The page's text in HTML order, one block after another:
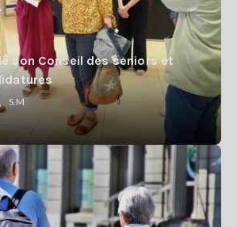
son Conseil des seniors et
S.M